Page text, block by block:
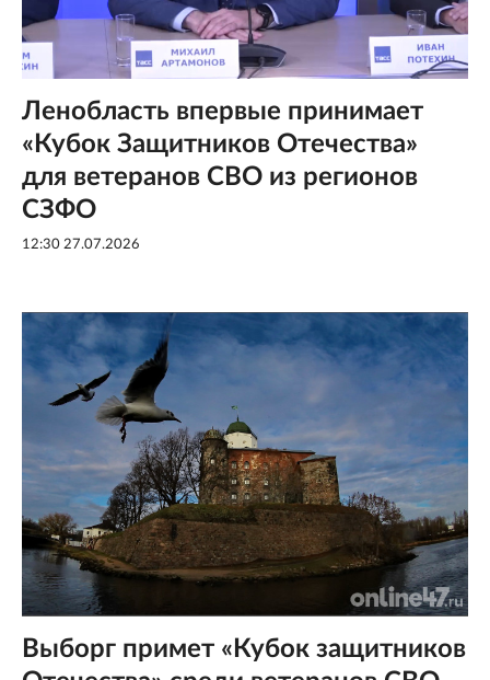
Ленобласть впервые принимает
«Кубок Защитников Отечества»
для ветеранов СВО из регионов
СЗФО
12:30 27.07.2026
Выборг примет «Кубок защитников